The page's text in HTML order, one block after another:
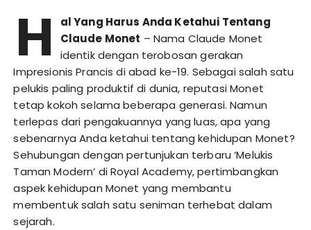
H
al Yang Harus Anda Ketahui Tentang
Claude Monet – Nama Claude Monet
identik dengan terobosan gerakan
Impresionis Prancis di abad ke-19. Sebagai salah satu
pelukis paling produktif di dunia, reputasi Monet
tetap kokoh selama beberapa generasi. Namun
terlepas dari pengakuannya yang luas, apa yang
sebenarnya Anda ketahui tentang kehidupan Monet?
Sehubungan dengan pertunjukan terbaru ‘Melukis
Taman Modern’ di Royal Academy, pertimbangkan
aspek kehidupan Monet yang membantu
membentuk salah satu seniman terhebat dalam
sejarah.